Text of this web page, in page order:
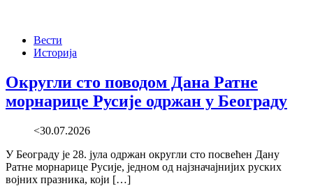
Вести
Историја
Округли сто поводом Дана Ратне
морнарице Русије одржан у Београду
<30.07.2026
У Београду је 28. јула одржан округли сто посвећен Дану
Ратне морнарице Русије, једном од најзначајнијих руских
војних празника, који […]